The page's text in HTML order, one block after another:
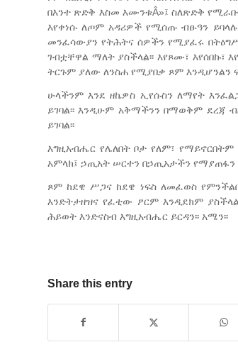
በእንተ ጽድቅ እስመ እሙንቱÂ»፤ ስለጽድቅ
እየቀነሱ ለጦም አዳሪዎች የሚሰጡ ብፁዓን
መንፈሳውያን የትሕትና ሰዎችን የሚያፈሩ
ገብቷቸዋል ማለት ያስችላል፡፡ እየጾሙ፣
ትርጉም ያለው ለንስሐ የሚያበቃ ጾም እንዲሆንልን
ሁላችንም እንደ ዘኬዎስ ኢየሱስን ለማየት
ይገባል፡፡ እንዲሁም አቅማችንን በማወቅም ደረጃ
ይገባል፡፡
እግዚአብሔር የሌለበት ቦታ የለም፣
አምላክ፤ ኃጢአት ሠርተን በኃጢአታችን የማያጠፋን
ጾም ከደዌ ሥጋና ከደዌ ነፍስ ለመፈወስ
እንድትታዘዝና የፈቲው ፆርም እንዲደክም
ሕይወት እንድናስብ እግዚአብሔር ይርዳን፡፡ አሜን፡፡
Share this entry